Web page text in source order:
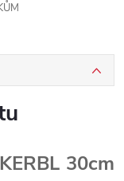
30cm